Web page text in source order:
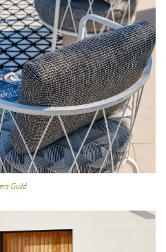
Guild